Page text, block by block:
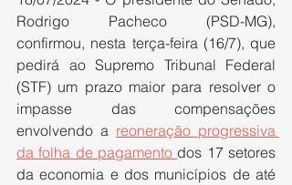
Rodrigo Pacheco (PSD-MG),
confirmou, nesta terça-feira (16/7), que
pedirá ao Supremo Tribunal Federal
(STF) um prazo maior para resolver o
impasse das compensações
envolvendo a reoneração progressiva
da folha de pagamento dos 17 setores
da economia e dos municípios de até